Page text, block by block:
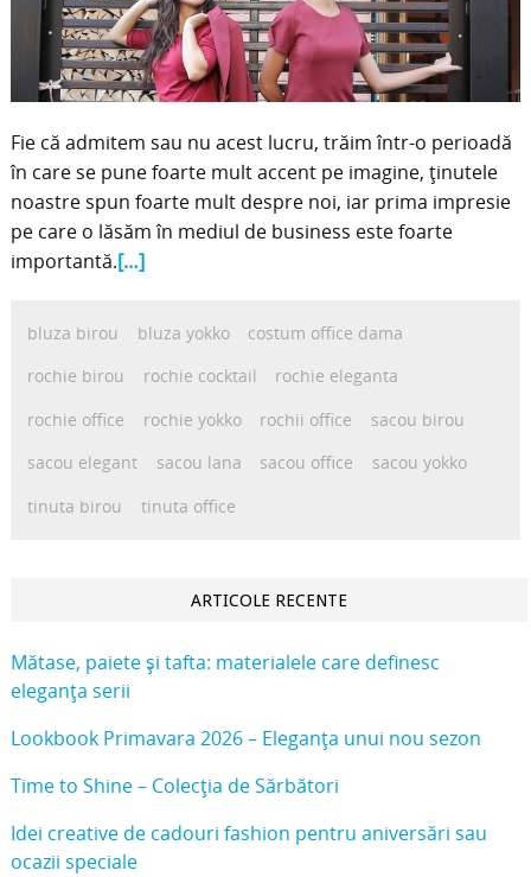
Fie că admitem sau nu acest lucru, trăim într-o perioadă
în care se pune foarte mult accent pe imagine, ținutele
noastre spun foarte mult despre noi, iar prima impresie
pe care o lăsăm în mediul de business este foarte
importantă.[…]
bluza birou bluza yokko
costum office dama
rochie birou
rochie cocktail
rochie eleganta
rochie office
rochie yokko rochii office
sacou birou
sacou elegant
sacou lana sacou office
sacou yokko
tinuta birou
tinuta office
ARTICOLE RECENTE
Mătase, paiete și tafta: materialele care definesc
eleganța serii
Lookbook Primavara 2026 – Eleganța unui nou sezon
Time to Shine – Colecția de Sărbători
Idei creative de cadouri fashion pentru aniversări sau
ocazii speciale